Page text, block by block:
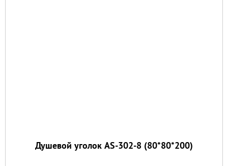
Душевой уголок AS-302-8 (80*80*200)